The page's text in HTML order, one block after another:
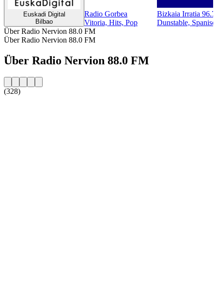
Euskadi Digital
Bilbao
Radio Gorbea
Vitoria, Hits, Pop
Bizkaia Irratia
Dunstable,
Über Radio Nervion 88.0 FM
Über Radio Nervion 88.0 FM
Über Radio Nervion 88.0 FM
(328)